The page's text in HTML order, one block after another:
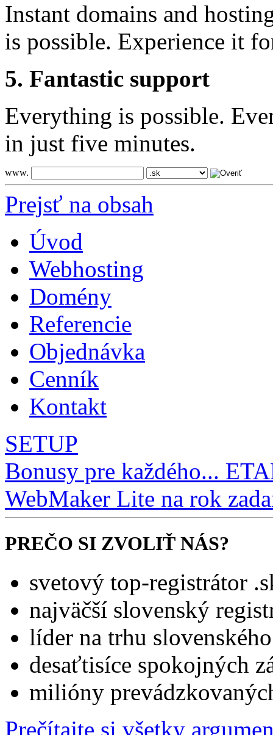
Instant domains and
is possible. Experience it
5. Fantastic support
Everything is possible.
in just five minutes.
www.
Prejsť na obsah
Úvod
Webhosting
Domény
Referencie
Objednávka
Cenník
Kontakt
SETUP
Bonusy pre každého...
WebMaker Lite na rok
PREČO SI ZVOLIŤ NÁS?
svetový top-registrátor
najväčší slovenský
líder na trhu
desaťtisíce spokojných
milióny
Prečítajte si všetky